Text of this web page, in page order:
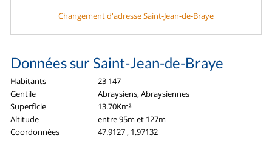
Changement d'adresse Saint-Jean-de-Braye
Données sur Saint-Jean-de-Braye
Habitants
23 147
Gentile
Abraysiens, Abraysiennes
Superficie
13.70Km²
Altitude
entre 95m et 127m
Coordonnées
47.9127 , 1.97132